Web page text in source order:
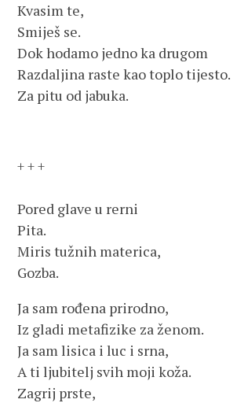
Kvasim te,
Smiješ se.
Dok hodamo jedno ka drugom
Razdaljina raste kao toplo tijesto.
Za pitu od jabuka.
+ + +
Pored glave u rerni
Pita.
Miris tužnih materica,
Gozba.
Ja sam rođena prirodno,
Iz gladi metafizike za ženom.
Ja sam lisica i luc i srna,
A ti ljubitelj svih moji koža.
Zagrij prste,